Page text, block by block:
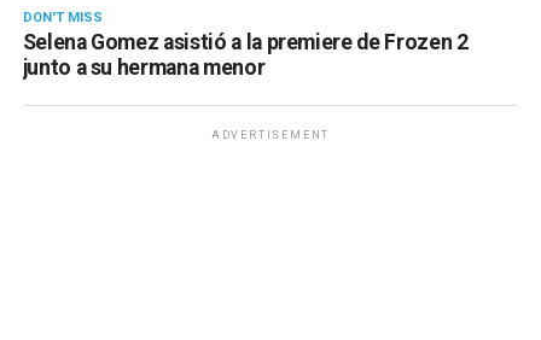
DON'T MISS
Selena Gomez asistió a la premiere de Frozen 2
junto a su hermana menor
ADVERTISEMENT